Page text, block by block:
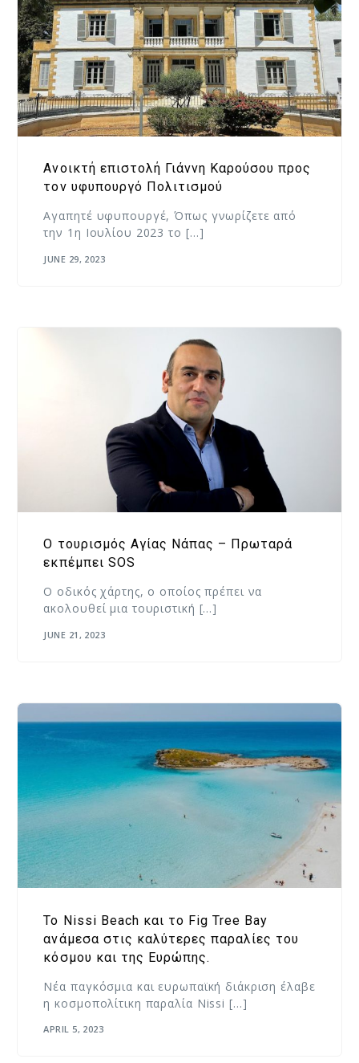
Ανοικτή επιστολή Γιάννη Καρούσου προς
τον υφυπουργό Πολιτισμού
Αγαπητέ υφυπουργέ, Όπως γνωρίζετε από
την 1η Ιουλίου 2023 το […]
JUNE 29, 2023
Ο τουρισμός Αγίας Νάπας – Πρωταρά
εκπέμπει SOS
Ο οδικός χάρτης, o οποίος πρέπει να
ακολουθεί μια τουριστική […]
JUNE 21, 2023
Το Nissi Beach και το Fig Tree Bay
ανάμεσα στις καλύτερες παραλίες του
κόσμου και της Ευρώπης.
Νέα παγκόσμια και ευρωπαϊκή διάκριση έλαβε
η κοσμοπολίτικη παραλία Νissi […]
APRIL 5, 2023